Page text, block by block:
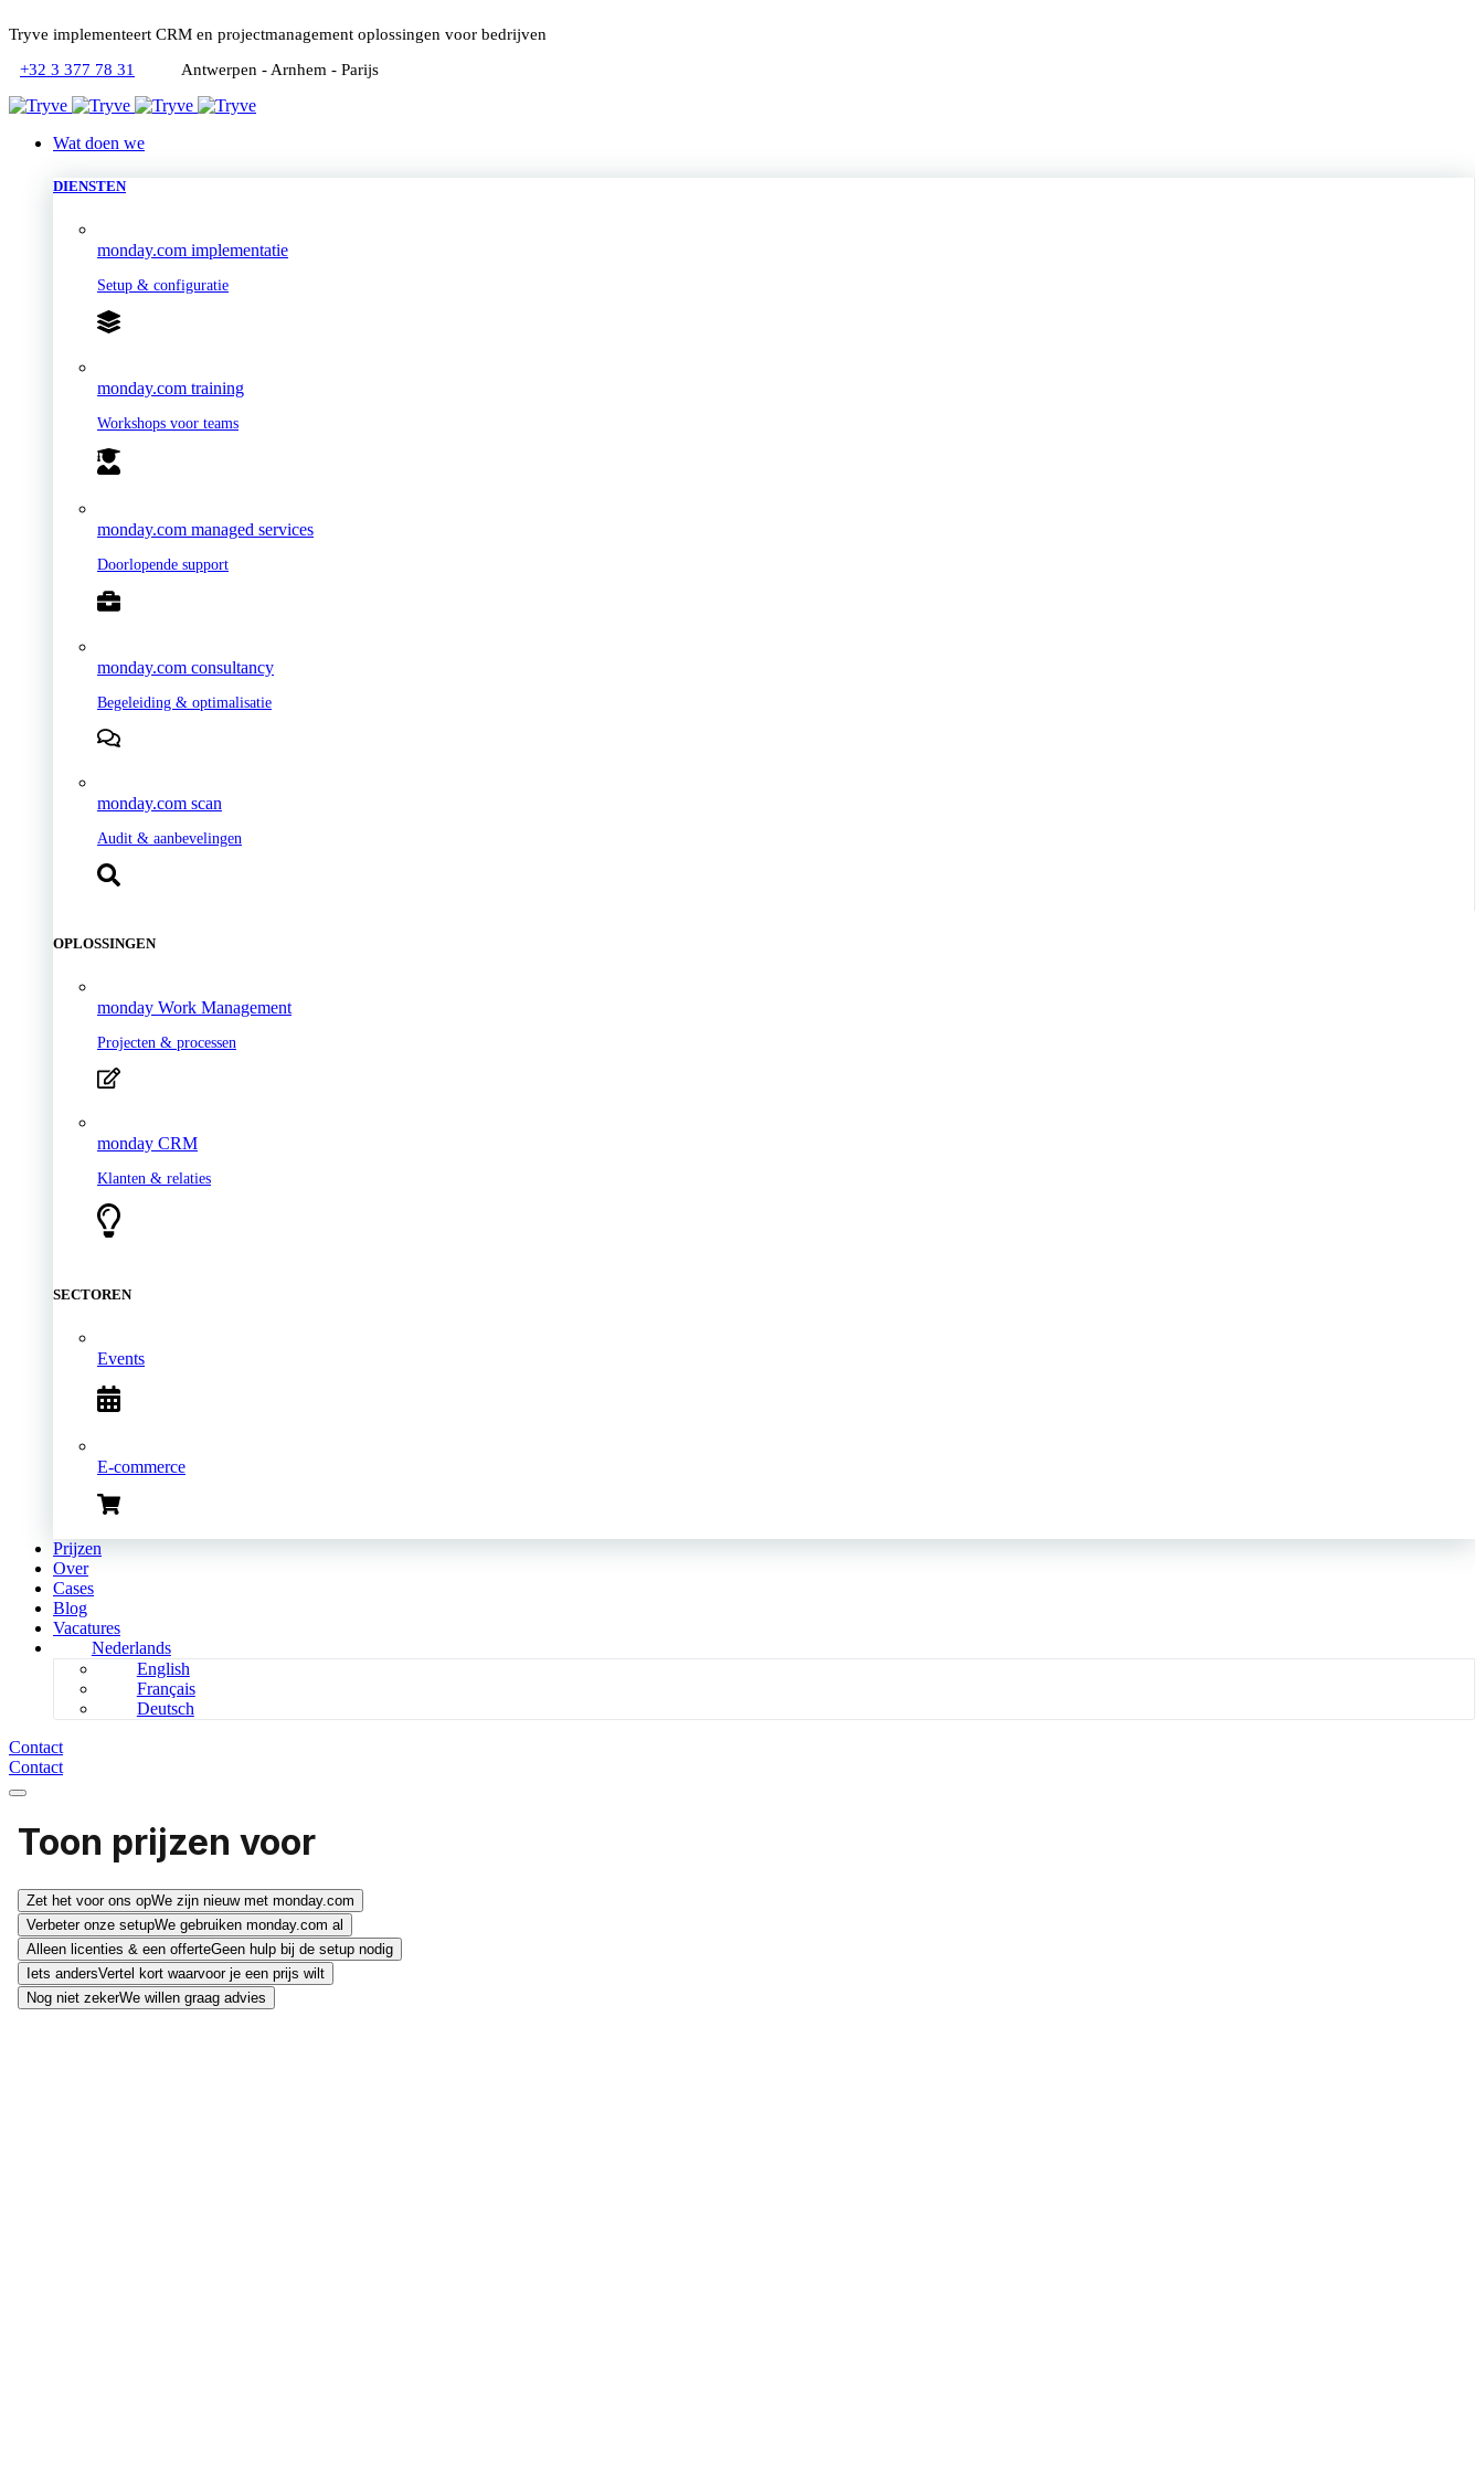
Tryve implementeert CRM en projectmanagement oplossingen voor bedrijven
+32 3 377 78 31
Antwerpen - Arnhem - Parijs
Wat doen we
DIENSTEN
monday.com implementatie
Setup & configuratie
monday.com training
Workshops voor teams
monday.com managed services
Doorlopende support
monday.com consultancy
Begeleiding & optimalisatie
monday.com scan
Audit & aanbevelingen
OPLOSSINGEN
monday Work Management
Projecten & processen
monday CRM
Klanten & relaties
SECTOREN
Events
E-commerce
Prijzen
Over
Cases
Blog
Vacatures
Nederlands
English
Français
Deutsch
Contact
Contact